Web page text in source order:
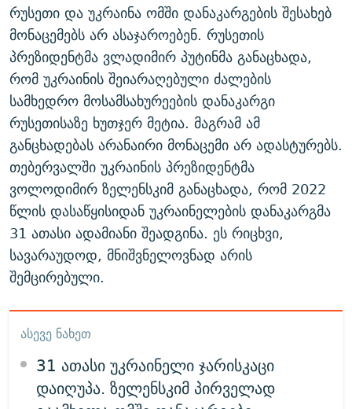
რუსეთი და უკრაინა ომში დანაკარგების შესახებ
მონაცემებს არ ასაჯაროებენ. რუსეთის
პრეზიდენტმა ვლადიმირ პუტინმა განაცხადა,
რომ უკრაინის შეიარაღებული ძალების
სამხედრო მოსამსახურეების დანაკარგი
რუსეთისაზე ხუთჯერ მეტია. მაგრამ ამ
განცხადებას არანაირი მონაცემი არ ადასტურებს.
თებერვალში უკრაინის პრეზიდენტმა
ვოლოდიმირ ზელენსკიმ განაცხადა, რომ 2022
წლის დასაწყისიდან უკრაინელების დანაკარგმა
31 ათასი ადამიანი შეადგინა. ეს რიცხვი,
სავარაუდოდ, მნიშვნელოვნად არის
შემცირებული.
ᲐᲡᲔᲕᲔ ᲜᲐᲮᲔᲗ
31 ათასი უკრაინელი ჯარისკაცი
დაიღუპა. ზელენსკიმ პირველად